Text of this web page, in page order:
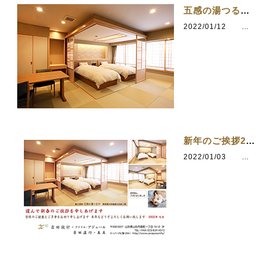
五感の湯つるや 客室高付加価値化改修工事
2022/01/12
新年のご挨拶2022
2022/01/03